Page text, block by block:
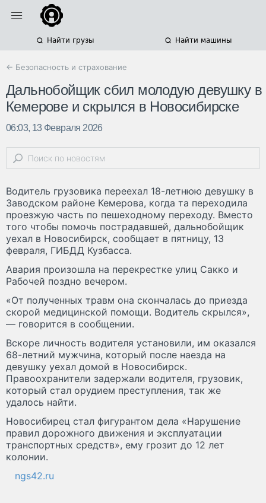
Найти грузы Найти машины
← Безопасность и страхование
Дальнобойщик сбил молодую девушку в
Кемерове и скрылся в Новосибирске
06:03, 13 Февраля 2026
Водитель грузовика переехал 18-летнюю девушку в
Заводском районе Кемерова, когда та переходила
проезжую часть по пешеходному переходу. Вместо
того чтобы помочь пострадавшей, дальнобойщик
уехал в Новосибирск, сообщает в пятницу, 13
февраля, ГИБДД Кузбасса.
Авария произошла на перекрестке улиц Сакко и
Рабочей поздно вечером.
«От полученных травм она скончалась до приезда
скорой медицинской помощи. Водитель скрылся»,
— говорится в сообщении.
Вскоре личность водителя установили, им оказался
68-летний мужчина, который после наезда на
девушку уехал домой в Новосибирск.
Правоохранители задержали водителя, грузовик,
который стал орудием преступления, так же
удалось найти.
Новосибирец стал фигурантом дела «Нарушение
правил дорожного движения и эксплуатации
транспортных средств», ему грозит до 12 лет
колонии.
ngs42.ru